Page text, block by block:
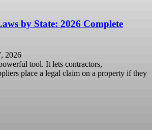
by State: 2026 Complete
2026
tool. It lets contractors,
place a legal claim on a property if they